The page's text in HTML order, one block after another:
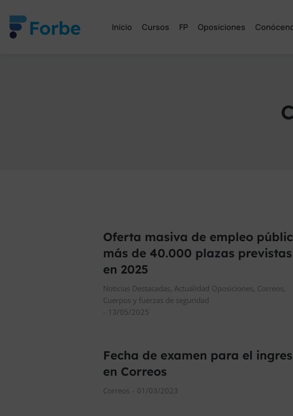
Inicio Cursos FP Oposiciones
Oferta masiva de empleo
más de 40.000 plazas previstas
en 2025
Noticias Destacadas, Actualidad Oposiciones, Correos,
Cuerpos y fuerzas de seguridad
13/05/2025
Fecha de examen para el
en Correos
Correos 01/03/2023